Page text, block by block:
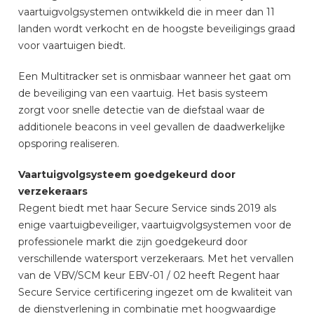
vaartuigvolgsystemen ontwikkeld die in meer dan 11
landen wordt verkocht en de hoogste beveiligings graad
voor vaartuigen biedt.
Een Multitracker set is onmisbaar wanneer het gaat om
de beveiliging van een vaartuig. Het basis systeem
zorgt voor snelle detectie van de diefstaal waar de
additionele beacons in veel gevallen de daadwerkelijke
opsporing realiseren.
Vaartuigvolgsysteem goedgekeurd door
verzekeraars
Regent biedt met haar Secure Service sinds 2019 als
enige vaartuigbeveiliger, vaartuigvolgsystemen voor de
professionele markt die zijn goedgekeurd door
verschillende watersport verzekeraars. Met het vervallen
van de VBV/SCM keur EBV-01 / 02 heeft Regent haar
Secure Service certificering ingezet om de kwaliteit van
de dienstverlening in combinatie met hoogwaardige